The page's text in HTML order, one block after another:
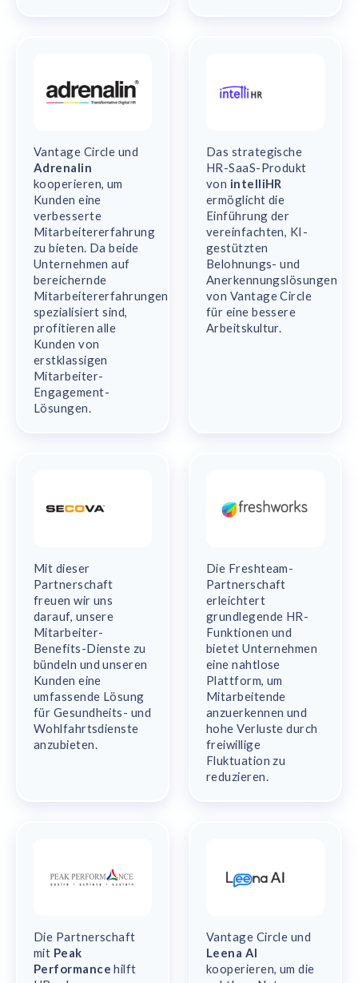
Vantage Circle und
Adrenalin
kooperieren, um
Kunden eine
verbesserte
Mitarbeitererfahrung
zu bieten. Da beide
Unternehmen auf
bereichernde
Mitarbeitererfahrungen
spezialisiert sind,
profitieren alle
Kunden von
erstklassigen
Mitarbeiter-
Engagement-
Lösungen.
Das strategische
HR-SaaS-Produkt
von intelliHR
ermöglicht die
Einführung der
vereinfachten, KI-
gestützten
Belohnungs- und
Anerkennungslösungen
von Vantage Circle
für eine bessere
Arbeitskultur.
Mit dieser
Partnerschaft
freuen wir uns
darauf, unsere
Mitarbeiter-
Benefits-Dienste zu
bündeln und unseren
Kunden eine
umfassende Lösung
für Gesundheits- und
Wohlfahrtsdienste
anzubieten.
Die Freshteam-
Partnerschaft
erleichtert
grundlegende HR-
Funktionen und
bietet Unternehmen
eine nahtlose
Plattform, um
Mitarbeitende
anzuerkennen und
hohe Verluste durch
freiwillige
Fluktuation zu
reduzieren.
Die Partnerschaft
mit Peak
Performance hilft
Vantage Circle und
Leena AI
kooperieren, um die